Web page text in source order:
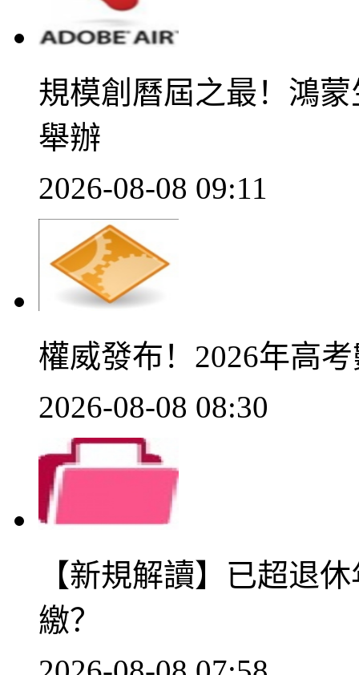
規模創曆屆之最！鴻
舉辦
2026-08-08 09:11
權威發布！2026年高
2026-08-08 08:30
【新規解讀】已超退
繳？